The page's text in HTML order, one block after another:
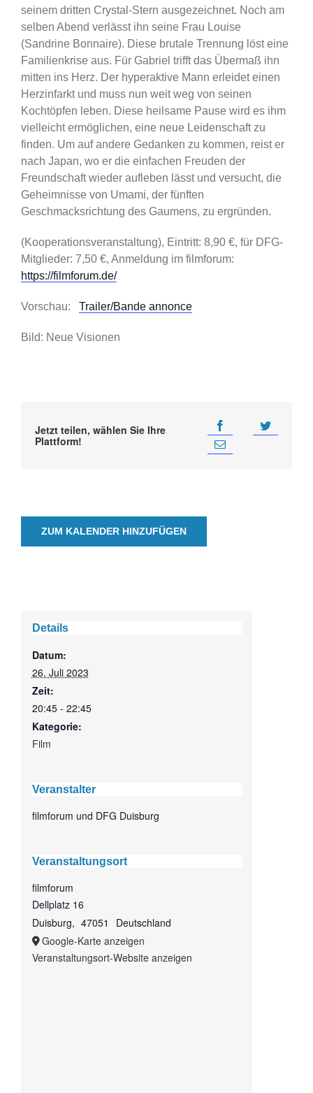
seinem dritten Crystal-Stern ausgezeichnet. Noch am
selben Abend verlässt ihn seine Frau Louise
(Sandrine Bonnaire). Diese brutale Trennung löst eine
Familienkrise aus. Für Gabriel trifft das Übermaß ihn
mitten ins Herz. Der hyperaktive Mann erleidet einen
Herzinfarkt und muss nun weit weg von seinen
Kochtöpfen leben. Diese heilsame Pause wird es ihm
vielleicht ermöglichen, eine neue Leidenschaft zu
finden. Um auf andere Gedanken zu kommen, reist er
nach Japan, wo er die einfachen Freuden der
Freundschaft wieder aufleben lässt und versucht, die
Geheimnisse von Umami, der fünften
Geschmacksrichtung des Gaumens, zu ergründen.
(Kooperationsveranstaltung), Eintritt: 8,90 €, für DFG-
Mitglieder: 7,50 €, Anmeldung im filmforum:
https://filmforum.de/
Vorschau: Trailer/Bande annonce
Bild: Neue Visionen
Jetzt teilen, wählen Sie Ihre
Plattform!
ZUM KALENDER HINZUFÜGEN
Details
Datum:
26. Juli 2023
Zeit:
20:45 - 22:45
Kategorie:
Film
Veranstalter
filmforum und DFG Duisburg
Veranstaltungsort
filmforum
Dellplatz 16
Duisburg, 47051
Deutschland
Google-Karte anzeigen
Veranstaltungsort-Website anzeigen